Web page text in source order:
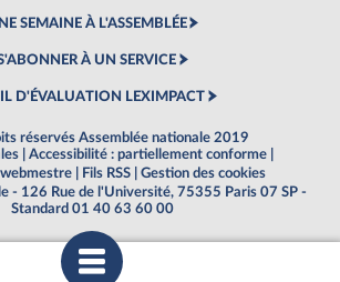
SEMAINE À L'ASSEMBLÉE
À UN SERVICE
D'ÉVALUATION LEXIMPACT
réservés Assemblée nationale 2019
Accessibilité : partiellement conforme
Fils RSS
Gestion des cookies
- 126 Rue de l'Université, 75355 Paris 07 SP -
Standard 01 40 63 60 00